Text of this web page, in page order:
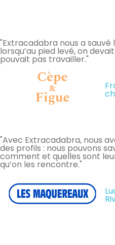
"Extracadabra nous a sauvé
lorsqu’au pied levé, on
pouvait pas travailler."
"Avec Extracadabra, nous
des profils : nous pouvons
comment et quelles sont
qu’on les rencontre."